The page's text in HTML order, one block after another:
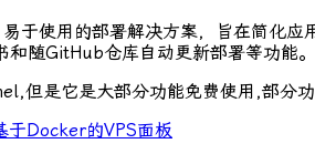
于使用的部署解决方案，旨在简化
和随GitHub仓库自动更新部署等功能
但是它是大部分功能免费使用,部分
于Docker的VPS面板